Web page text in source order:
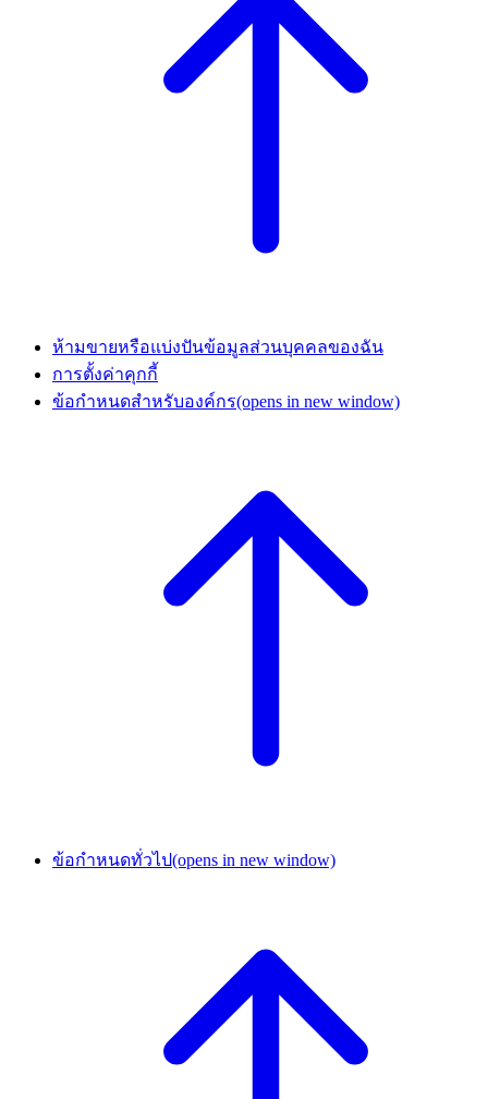
ห้ามขายหรือแบ่งปันข้อมูลส่วนบุคคลของฉัน
การตั้งค่าคุกกี้
ข้อกำหนดสำหรับองค์กร(opens in new window)
ข้อกำหนดทั่วไป(opens in new window)